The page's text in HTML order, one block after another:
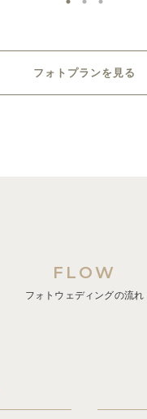
フォトプランを見る
FLOW
フォトウェディングの流れ